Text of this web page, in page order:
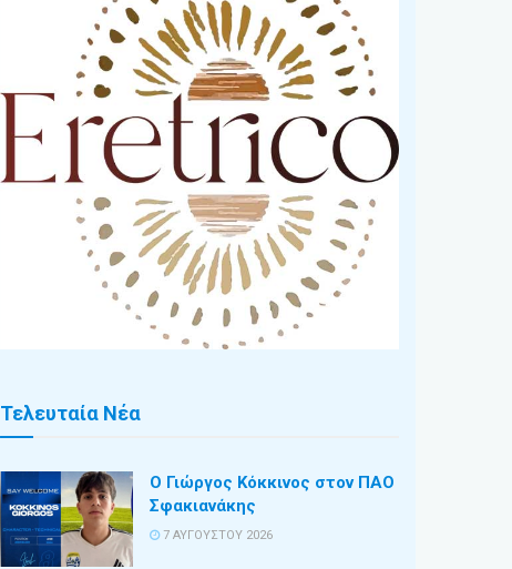
Τελευταία Νέα
Ο Γιώργος Κόκκινος στον ΠΑΟ
Σφακιανάκης
7 ΑΥΓΟΎΣΤΟΥ 2026